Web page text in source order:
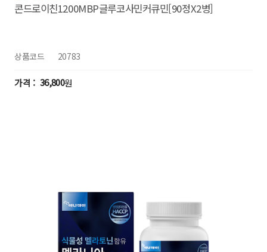
콘드로이친1200MBP글루코사민커큐민[90정X2병]
상품코드 20783
36,800원